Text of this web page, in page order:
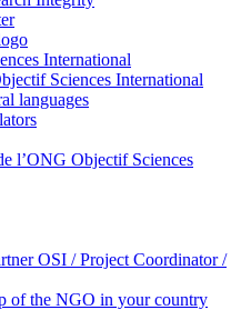
International
Sciences International
languages
l’ONG Objectif Sciences
OSI / Project Coordinator /
of the NGO in your country